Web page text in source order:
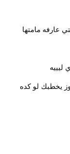
عارفه مامتها
ليييه
يخطبك لو كده